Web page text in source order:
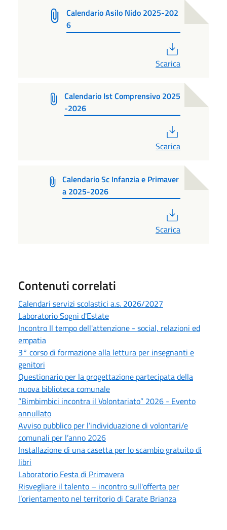
Calendario Asilo Nido 2025-202
6
Scarica
Calendario Ist Comprensivo 2025
-2026
Scarica
Calendario Sc Infanzia e Primaver
a 2025-2026
Scarica
Contenuti correlati
Calendari servizi scolastici a.s. 2026/2027
Laboratorio Sogni d'Estate
Incontro Il tempo dell'attenzione - social, relazioni ed
empatia
3° corso di formazione alla lettura per insegnanti e
genitori
Questionario per la progettazione partecipata della
nuova biblioteca comunale
“Bimbimbici incontra il Volontariato” 2026 - Evento
annullato
Avviso pubblico per l’individuazione di volontari/e
comunali per l’anno 2026
Installazione di una casetta per lo scambio gratuito di
libri
Laboratorio Festa di Primavera
Risvegliare il talento – incontro sull'offerta per
l’orientamento nel territorio di Carate Brianza